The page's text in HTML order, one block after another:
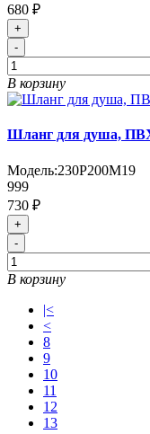
680 ₽
+
-
В корзину
Шланг для душа,
Модель:230P200M19
999
730 ₽
+
-
В корзину
|<
<
8
9
10
11
12
13